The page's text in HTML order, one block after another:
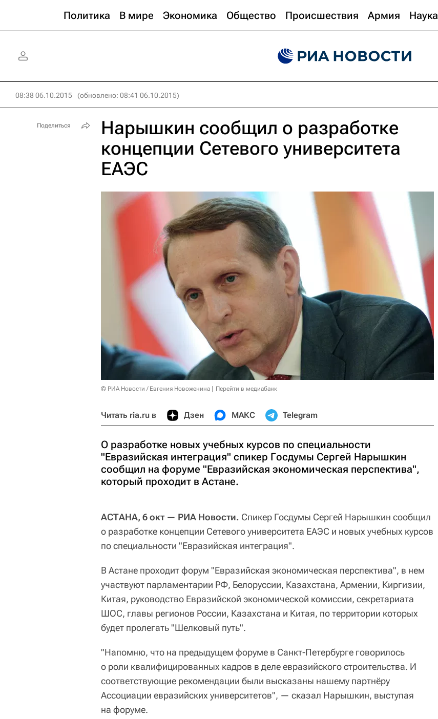
Политика В мире Экономика Общество Происшествия Армия Наука
08:38 06.10.2015 (обновлено: 08:41 06.10.2015)
Нарышкин сообщил о разработке
концепции Сетевого университета
ЕАЭС
© РИА Новости / Евгения Новоженина Перейти в медиабанк
Читать ria.ru в Дзен МАКС Telegram
О разработке новых учебных курсов по специальности
"Евразийская интеграция" спикер Госдумы Сергей Нарышкин
сообщил на форуме "Евразийская экономическая перспектива",
который проходит в Астане.
АСТАНА, 6 окт — РИА Новости. Спикер Госдумы Сергей Нарышкин сообщил
о разработке концепции Сетевого университета ЕАЭС и новых учебных курсов
по специальности "Евразийская интеграция".
В Астане проходит форум "Евразийская экономическая перспектива", в нем
участвуют парламентарии РФ, Белоруссии, Казахстана, Армении, Киргизии,
Китая, руководство Евразийской экономической комиссии, секретариата
ШОС, главы регионов России, Казахстана и Китая, по территории которых
будет пролегать "Шелковый путь".
"Напомню, что на предыдущем форуме в Санкт-Петербурге говорилось
о роли квалифицированных кадров в деле евразийского строительства. И
соответствующие рекомендации были высказаны нашему партнёру
Ассоциации евразийских университетов", — сказал Нарышкин, выступая
на форуме.
Поделиться